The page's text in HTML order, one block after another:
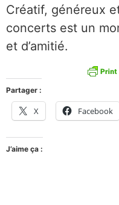
Créatif, généreux
concerts est un
et d’amitié.
Partager :
X Facebook
J’aime ça :